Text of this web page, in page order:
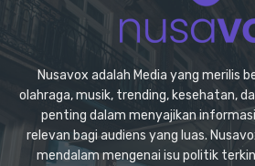
Nusavox adalah Media yang merilis
olahraga, musik, trending, kesehatan,
penting dalam menyajikan
relevan bagi audiens yang luas.
mendalam mengenai isu politik